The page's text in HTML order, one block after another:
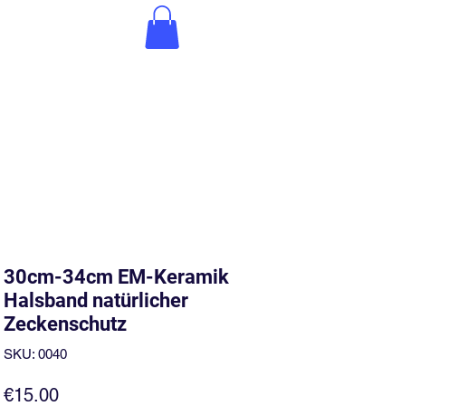
30cm-34cm EM-Keramik
Halsband natürlicher
Zeckenschutz
SKU: 0040
€15.00Price